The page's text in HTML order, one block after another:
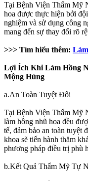
Tại Bệnh Viện Thẩm Mỹ
hoa được thực hiện bởi
nghiệm và sử dụng công
mang đến sự thay đổi rõ
>>> Tìm hiểu thêm:
Lợi Ích Khi Làm Hồng
Mộng Hùng
a.An Toàn Tuyệt Đối
Tại Bệnh Viện Thẩm Mỹ
làm hồng nhũ hoa đều
tế, đảm bảo an toàn tuyệt
khoa sẽ tiến hành thăm
phương pháp điều trị phù
b.Kết Quả Thẩm Mỹ Tự